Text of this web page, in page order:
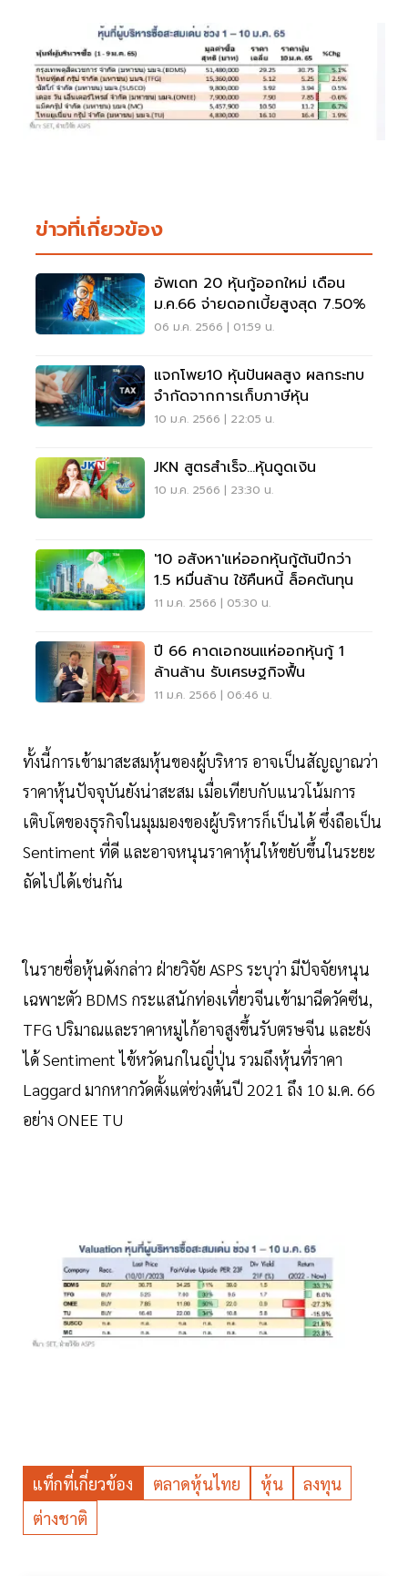
ข่าวที่เกี่ยวข้อง
อัพเดท 20 หุ้นกู้ออกใหม่ เดือน
ม.ค.66 จ่ายดอกเบี้ยสูงสุด 7.50%
06 ม.ค. 2566 | 01:59 น.
แจกโพย10 หุ้นปันผลสูง ผลกระทบ
จำกัดจากการเก็บภาษีหุ้น
10 ม.ค. 2566 | 22:05 น.
JKN สูตรสำเร็จ...หุ้นดูดเงิน
10 ม.ค. 2566 | 23:30 น.
'10 อสังหา'แห่ออกหุ้นกู้ต้นปีกว่า
1.5 หมื่นล้าน ใช้คืนหนี้ ล็อคต้นทุน
11 ม.ค. 2566 | 05:30 น.
ปี 66 คาดเอกชนแห่ออกหุ้นกู้ 1
ล้านล้าน รับเศรษฐกิจฟื้น
11 ม.ค. 2566 | 06:46 น.
ทั้งนี้การเข้ามาสะสมหุ้นของผู้บริหาร อาจเป็นสัญญาณว่า
ราคาหุ้นปัจจุบันยังน่าสะสม เมื่อเทียบกับแนวโน้มการ
เติบโตของธุรกิจในมุมมองของผู้บริหารก็เป็นได้ ซึ่งถือเป็น
Sentiment ที่ดี และอาจหนุนราคาหุ้นให้ขยับขึ้นในระยะ
ถัดไปได้เช่นกัน
ในรายชื่อหุ้นดังกล่าว ฝ่ายวิจัย ASPS ระบุว่า มีปัจจัยหนุน
เฉพาะตัว BDMS กระแสนักท่องเที่ยวจีนเข้ามาฉีดวัคซีน,
TFG ปริมาณและราคาหมูไก้อาจสูงขึ้นรับตรษจีน และยัง
ได้ Sentiment ไข้หวัดนกในญี่ปุ่น รวมถึงหุ้นที่ราคา
Laggard มากหากวัดตั้งแต่ช่วงต้นปี 2021 ถึง 10 ม.ค. 66
อย่าง ONEE TU
แท็กที่เกี่ยวข้อง ตลาดหุ้นไทย หุ้น
ลงทุน
ต่างชาติ